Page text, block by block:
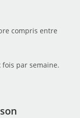
compris entre
par semaine.